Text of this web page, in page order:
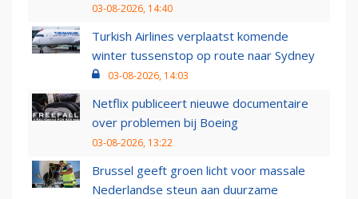
03-08-2026, 14:40
Turkish Airlines verplaatst komende
winter tussenstop op route naar Sydney
03-08-2026, 14:03
Netflix publiceert nieuwe documentaire
over problemen bij Boeing
03-08-2026, 13:22
Brussel geeft groen licht voor massale
Nederlandse steun aan duurzame